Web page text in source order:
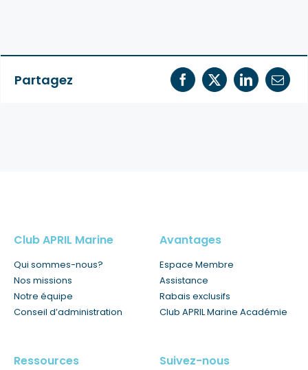
Partagez
Club APRIL Marine
Qui sommes-nous?
Nos missions
Notre équipe
Conseil d’administration
Avantages
Espace Membre
Assistance
Rabais exclusifs
Club APRIL Marine Académie
Ressources Suivez-nous